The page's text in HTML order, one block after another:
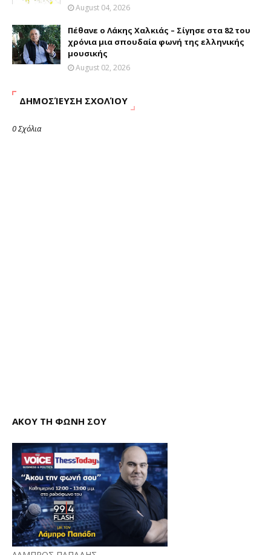
August 04, 2026
Πέθανε ο Λάκης Χαλκιάς – Σίγησε στα 82 του
χρόνια μια σπουδαία φωνή της ελληνικής
μουσικής
August 02, 2026
ΔΗΜΟΣΊΕΥΣΗ ΣΧΟΛΊΟΥ
0 Σχόλια
ΑΚΟΥ ΤΗ ΦΩΝΗ ΣΟΥ